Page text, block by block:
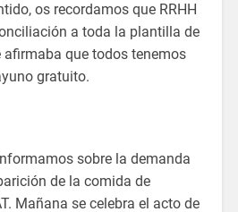
os recordamos que RRHH
a toda la plantilla de
afirmaba que todos tenemos
gratuito.
sobre la demanda
de la comida de
Mañana se celebra el acto de